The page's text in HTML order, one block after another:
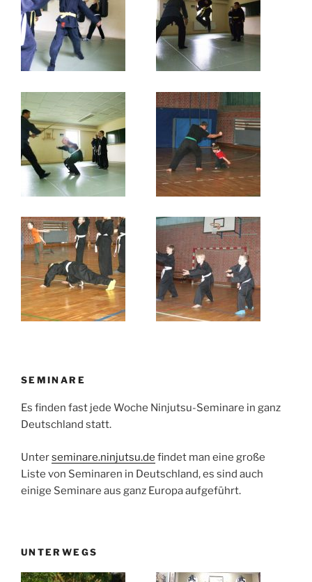
SEMINARE
Es finden fast jede Woche Ninjutsu-Seminare in ganz
Deutschland statt.
Unterseminare.ninjutsu.de findet man eine große
Liste von Seminaren in Deutschland, es sind auch
einige Seminare aus ganz Europa aufgeführt.
UNTERWEGS